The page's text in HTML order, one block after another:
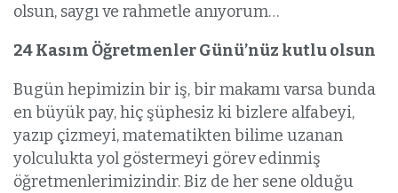
olsun, saygı ve rahmetle anıyorum…
24 Kasım Öğretmenler Günü’nüz kutlu olsun
Bugün hepimizin bir iş, bir makamı varsa bunda
en büyük pay, hiç şüphesiz ki bizlere alfabeyi,
yazıp çizmeyi, matematikten bilime uzanan
yolculukta yol göstermeyi görev edinmiş
öğretmenlerimizindir. Biz de her sene olduğu